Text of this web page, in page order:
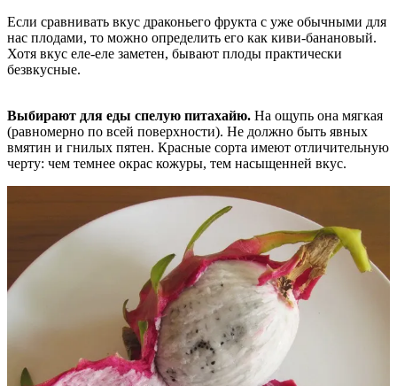
Если сравнивать вкус драконьего фрукта с уже обычными для
нас плодами, то можно определить его как киви-банановый.
Хотя вкус еле-еле заметен, бывают плоды практически
безвкусные.
Выбирают для еды спелую питахайю. На ощупь она мягкая
(равномерно по всей поверхности). Не должно быть явных
вмятин и гнилых пятен. Красные сорта имеют отличительную
черту: чем темнее окрас кожуры, тем насыщенней вкус.